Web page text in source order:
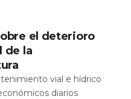
el deterioro
de la
vial e hídrico
diarios